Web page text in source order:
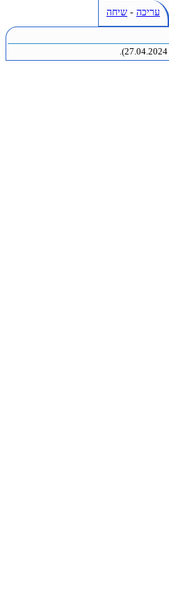
עריכה - שיחה